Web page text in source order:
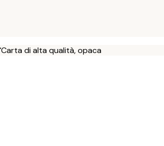
Carta di alta qualità, opaca